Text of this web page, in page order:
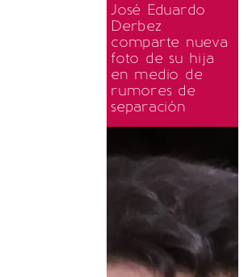
José Eduardo
Derbez
comparte nueva
foto de su hija
en medio de
rumores de
separación